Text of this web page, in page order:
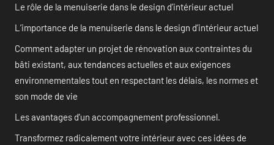
Le rôle de la menuiserie dans le design d’intérieur actuel
L’importance de la menuiserie dans le design d’intérieur actuel
Comment adapter un projet de rénovation aux contraintes du
bâti existant, aux tendances actuelles et aux exigences
environnementales tout en respectant les délais, les normes et
son mode de vie
Les avantages d’un accompagnement professionnel.
Transformez radicalement votre intérieur avec ces idées de